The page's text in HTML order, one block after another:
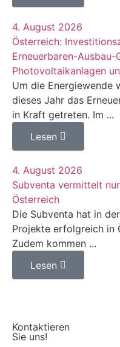
4. August 2026
Österreich:
Erneuerbaren-Ausbau-
Photovoltaikanlagen
Um die Energiewende
dieses Jahr das
in Kraft getreten. Im ...
Lesen
4. August 2026
Subventa vermittelt
Österreich
Die Subventa hat in
Projekte erfolgreich in
Zudem kommen ...
Lesen
Kontaktieren
Sie uns!